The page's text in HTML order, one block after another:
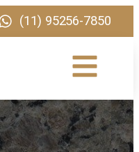
(11) 95256-7850